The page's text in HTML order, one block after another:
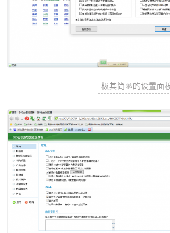
极其简陋的设置面